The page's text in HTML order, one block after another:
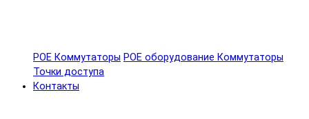
POE Коммутаторы POE оборудование Коммутаторы
Точки доступа
Контакты